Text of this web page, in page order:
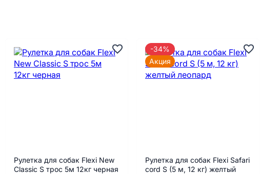
Рулетка для собак Flexi New
Classic S трос 5м 12кг черная
Рулетка для собак Flexi Safari
cord S (5 м, 12 кг) желтый
-34%
Акция